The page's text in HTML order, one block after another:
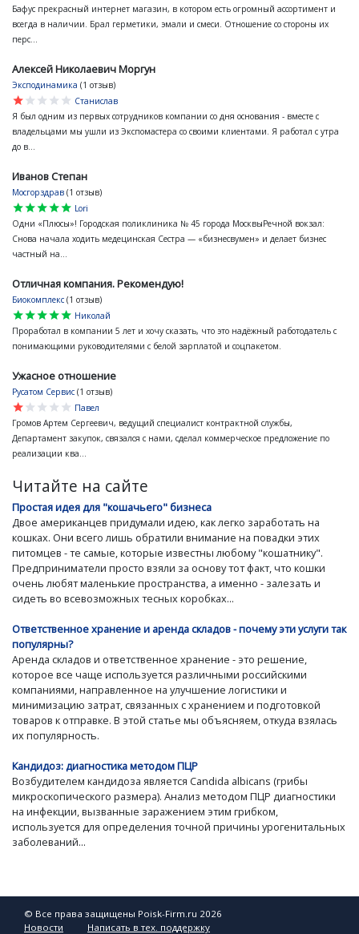
Бафус прекрасный интернет магазин, в котором есть огромный ассортимент и
всегда в наличии. Брал герметики, эмали и смеси. Отношение со стороны их
перс...
Алексей Николаевич Моргун
Эксподинамика (1 отзыв)
star
star
star
star
star
Станислав
Я был одним из первых сотрудников компании со дня основания - вместе с
владельцами мы ушли из Экспомастера со своими клиентами. Я работал с утра
до в...
Иванов Степан
Мосгорздрав (1 отзыв)
star
star
star
star
star
Lori
Одни «Плюсы»! Городская поликлиника № 45 города МосквыРечной вокзал:
Снова начала ходить медецинская Сестра — «бизнесвумен» и делает бизнес
частный на...
Отличная компания. Рекомендую!
Биокомплекс (1 отзыв)
star
star
star
star
star
Николай
Проработал в компании 5 лет и хочу сказать, что это надёжный работодатель с
понимающими руководителями с белой зарплатой и соцпакетом.
Ужасное отношение
Русатом Сервис (1 отзыв)
star
star
star
star
star
Павел
Громов Артем Сергеевич, ведущий специалист контрактной службы,
Департамент закупок, связался с нами, сделал коммерческое предложение по
реализации ква...
Читайте на сайте
Простая идея для "кошачьего" бизнеса
Двое американцев придумали идею, как легко заработать на
кошках. Они всего лишь обратили внимание на повадки этих
питомцев - те самые, которые известны любому "кошатнику".
Предприниматели просто взяли за основу тот факт, что кошки
очень любят маленькие пространства, а именно - залезать и
сидеть во всевозможных тесных коробках...
Ответственное хранение и аренда складов - почему эти услуги так
популярны?
Аренда складов и ответственное хранение - это решение,
которое все чаще используется различными российскими
компаниями, направленное на улучшение логистики и
минимизацию затрат, связанных с хранением и подготовкой
товаров к отправке. В этой статье мы объясняем, откуда взялась
их популярность.
Кандидоз: диагностика методом ПЦР
Возбудителем кандидоза является Candida albicans (грибы
микроскопического размера). Анализ методом ПЦР диагностики
на инфекции, вызванные заражением этим грибком,
используется для определения точной причины урогенитальных
заболеваний...
© Все права защищены Poisk-Firm.ru 2026
Новости
Написать в тех. поддержку